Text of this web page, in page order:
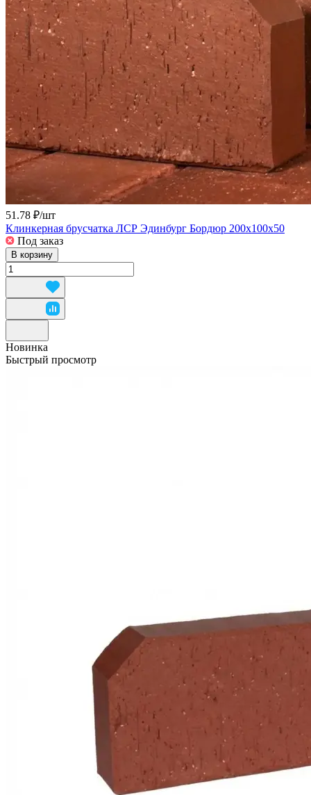
51.78 ₽/шт
Клинкерная брусчатка ЛСР Эдинбург Бордюр 200x100x50
Под заказ
В корзину
Новинка
Быстрый просмотр